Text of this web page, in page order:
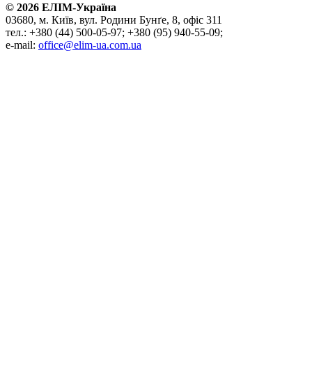
© 2026 ЕЛІМ-Україна
03680, м. Київ, вул. Родини Бунґе, 8, офіс 311
тел.: +380 (44) 500-05-97; +380 (95) 940-55-09;
e-mail: office@elim-ua.com.ua